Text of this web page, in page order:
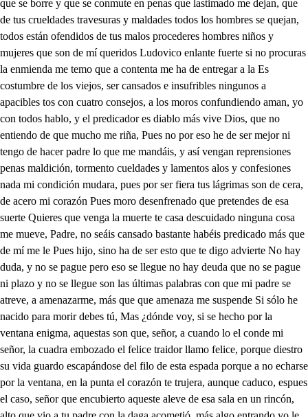
que se borre y que se conmute en penas que lastimado me dejan, que
de tus crueldades travesuras y maldades todos los hombres se quejan,
todos están ofendidos de tus malos procederes hombres niños y
mujeres que son de mí queridos Ludovico enlante fuerte si no procuras
la enmienda me temo que a contenta me ha de entregar a la Es
costumbre de los viejos, ser cansados e insufribles ningunos a
apacibles tos con cuatro consejos, a los moros confundiendo aman, yo
con todos hablo, y el predicador es diablo más vive Dios, que no
entiendo de que mucho me riña, Pues no por eso he de ser mejor ni
tengo de hacer padre lo que me mandáis, y así vengan reprensiones
penas maldición, tormento cueldades y lamentos alos y confesiones
nada mi condición mudara, pues por ser fiera tus lágrimas son de cera,
de acero mi corazón Pues moro desenfrenado que pretendes de esa
suerte Quieres que venga la muerte te casa descuidado ninguna cosa
me mueve, Padre, no seáis cansado bastante habéis predicado más que
de mí me le Pues hijo, sino ha de ser esto que te digo advierte No hay
duda, y no se pague pero eso se llegue no hay deuda que no se pague
ni plazo y no se llegue son las últimas palabras con que mi padre se
atreve, a amenazarme, más que que amenaza me suspende Si sólo he
nacido para morir debes tú, Mas ¿dónde voy, si se hecho por la
ventana enigma, aquestas son que, señor, a cuando lo el conde mi
señor, la cuadra embozado el felice traidor llamo felice, porque diestro
su vida guardo escapándose del filo de esta espada porque a no echarse
por la ventana, en la punta el corazón te trujera, aunque caduco, espues
el caso, señor que encubierto aqueste aleve de esa sala en un rincón,